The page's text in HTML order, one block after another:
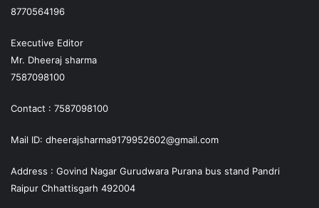
8770564196
Executive Editor
Mr. Dheeraj sharma
7587098100
Contact : 7587098100
Mail ID: dheerajsharma9179952602@gmail.com
Address : Govind Nagar Gurudwara Purana bus stand Pandri
Raipur Chhattisgarh 492004